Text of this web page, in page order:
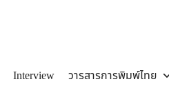
Interview วารสารการพิมพ์ไทย